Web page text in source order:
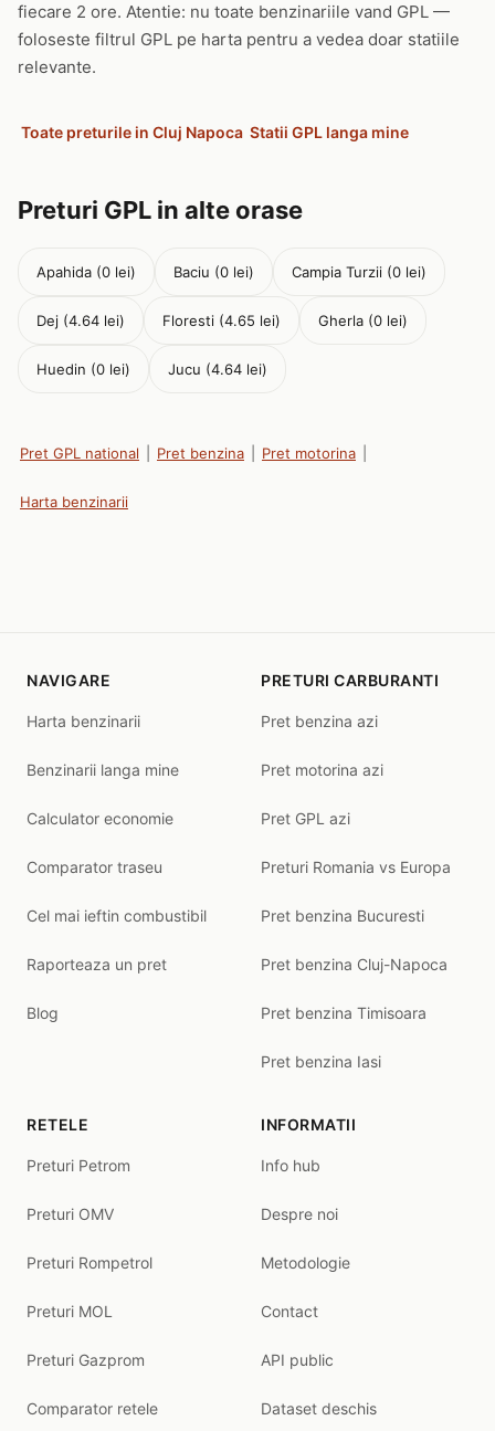
fiecare 2 ore. Atentie: nu toate benzinariile vand GPL —
foloseste filtrul GPL pe harta pentru a vedea doar statiile
relevante.
Toate preturile in Cluj Napoca Statii GPL langa mine
Preturi GPL in alte orase
Apahida (0 lei) Baciu (0 lei) Campia Turzii (0 lei)
Dej (4.64 lei) Floresti (4.65 lei) Gherla (0 lei)
Huedin (0 lei) Jucu (4.64 lei)
Pret GPL national Pret benzina Pret motorina
Harta benzinarii
NAVIGARE
Harta benzinarii
Benzinarii langa mine
Calculator economie
Comparator traseu
Cel mai ieftin combustibil
Raporteaza un pret
Blog
PRETURI CARBURANTI
Pret benzina azi
Pret motorina azi
Pret GPL azi
Preturi Romania vs Europa
Pret benzina Bucuresti
Pret benzina Cluj-Napoca
Pret benzina Timisoara
Pret benzina Iasi
RETELE
Preturi Petrom
Preturi OMV
Preturi Rompetrol
Preturi MOL
Preturi Gazprom
Comparator retele
INFORMATII
Info hub
Despre noi
Metodologie
Contact
API public
Dataset deschis